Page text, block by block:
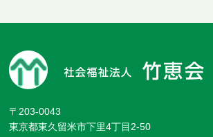
〒203-0043
東京都東久留米市下里4丁目2-50